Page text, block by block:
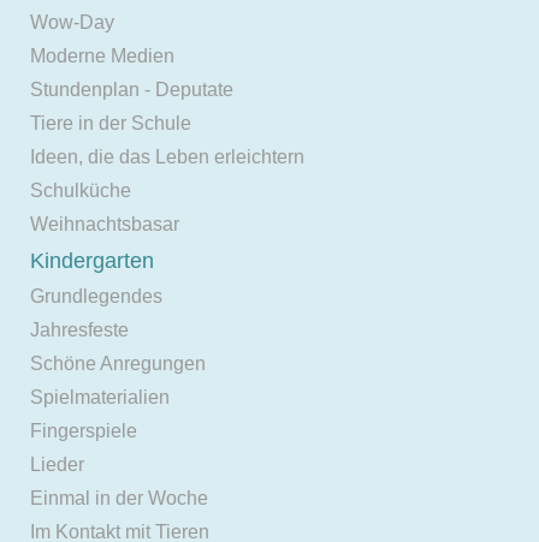
Wow-Day
Moderne Medien
Stundenplan - Deputate
Tiere in der Schule
Ideen, die das Leben erleichtern
Schulküche
Weihnachtsbasar
Kindergarten
Grundlegendes
Jahresfeste
Schöne Anregungen
Spielmaterialien
Fingerspiele
Lieder
Einmal in der Woche
Im Kontakt mit Tieren